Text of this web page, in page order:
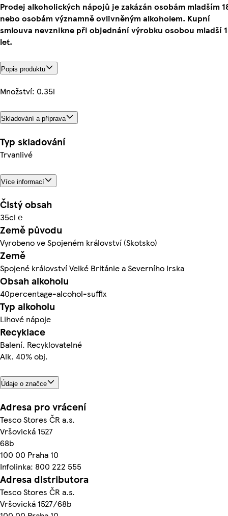
Prodej alkoholických nápojů je zakázán osobám mladším
nebo osobám významně ovlivněným alkoholem. Kupní
smlouva nevznikne při objednání výrobku osobou mladší
let.
Popis produktu
Množství: 0.35l
Skladování a příprava
Typ skladování
Trvanlivé
Více informací
Čistý obsah
35cl ℮
Země původu
Vyrobeno ve Spojeném království (Skotsko)
Země
Spojené království Velké Británie a Severního Irska
Obsah alkoholu
40percentage-alcohol-suffix
Typ alkoholu
Lihové nápoje
Recyklace
Balení. Recyklovatelné
Alk. 40% obj.
Údaje o značce
Adresa pro vrácení
Tesco Stores ČR a.s.
Vršovická 1527
68b
100 00 Praha 10
Infolinka: 800 222 555
Adresa distributora
Tesco Stores ČR a.s.
Vršovická 1527/68b